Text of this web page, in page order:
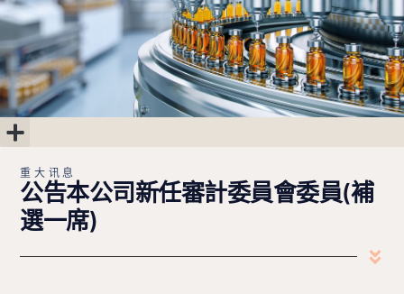
重大讯息
公告本公司新任審計委員會委員(補
選一席)